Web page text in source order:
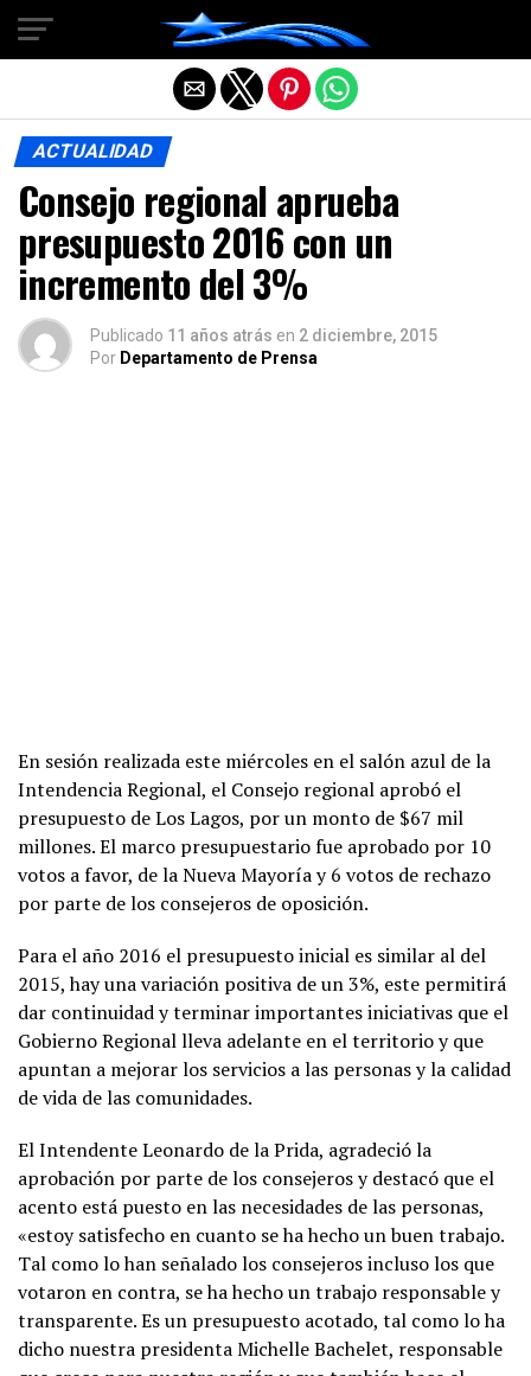
ACTUALIDAD
Consejo regional aprueba
presupuesto 2016 con un
incremento del 3%
Publicado 11 años atrás en 2 diciembre, 2015
Por Departamento de Prensa
En sesión realizada este miércoles en el salón azul de la
Intendencia Regional, el Consejo regional aprobó el
presupuesto de Los Lagos, por un monto de $67 mil
millones. El marco presupuestario fue aprobado por 10
votos a favor, de la Nueva Mayoría y 6 votos de rechazo
por parte de los consejeros de oposición.
Para el año 2016 el presupuesto inicial es similar al del
2015, hay una variación positiva de un 3%, este permitirá
dar continuidad y terminar importantes iniciativas que el
Gobierno Regional lleva adelante en el territorio y que
apuntan a mejorar los servicios a las personas y la calidad
de vida de las comunidades.
El Intendente Leonardo de la Prida, agradeció la
aprobación por parte de los consejeros y destacó que el
acento está puesto en las necesidades de las personas,
«estoy satisfecho en cuanto se ha hecho un buen trabajo.
Tal como lo han señalado los consejeros incluso los que
votaron en contra, se ha hecho un trabajo responsable y
transparente. Es un presupuesto acotado, tal como lo ha
dicho nuestra presidenta Michelle Bachelet, responsable
Salir de la versión móvil